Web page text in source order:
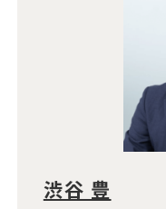
渋谷 豊